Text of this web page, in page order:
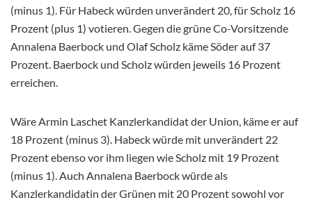
(minus 1). Für Habeck würden unverändert 20, für Scholz 16
Prozent (plus 1) votieren. Gegen die grüne Co-Vorsitzende
Annalena Baerbock und Olaf Scholz käme Söder auf 37
Prozent. Baerbock und Scholz würden jeweils 16 Prozent
erreichen.
Wäre Armin Laschet Kanzlerkandidat der Union, käme er auf
18 Prozent (minus 3). Habeck würde mit unverändert 22
Prozent ebenso vor ihm liegen wie Scholz mit 19 Prozent
(minus 1). Auch Annalena Baerbock würde als
Kanzlerkandidatin der Grünen mit 20 Prozent sowohl vor